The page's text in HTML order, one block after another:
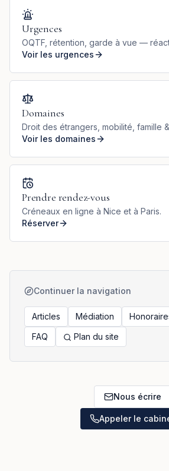
Urgences
OQTF, rétention, garde à vue —
Voir les urgences
Domaines
Droit des étrangers, mobilité, famille
Voir les domaines
Prendre rendez-vous
Créneaux en ligne à Nice et à Paris.
Réserver
Continuer la navigation
Articles Médiation
FAQ
Plan du site
Nous écrire
Appeler le